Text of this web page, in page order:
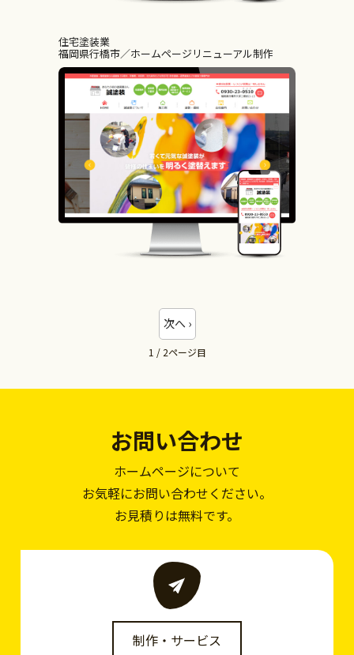
住宅塗装業
福岡県行橋市 ホームページリニューアル制作
1 / 2
次へ ›
お問い合わせ
ホームページについて
お気軽にお問い合わせください。
お見積りは無料です。
制作・サービス